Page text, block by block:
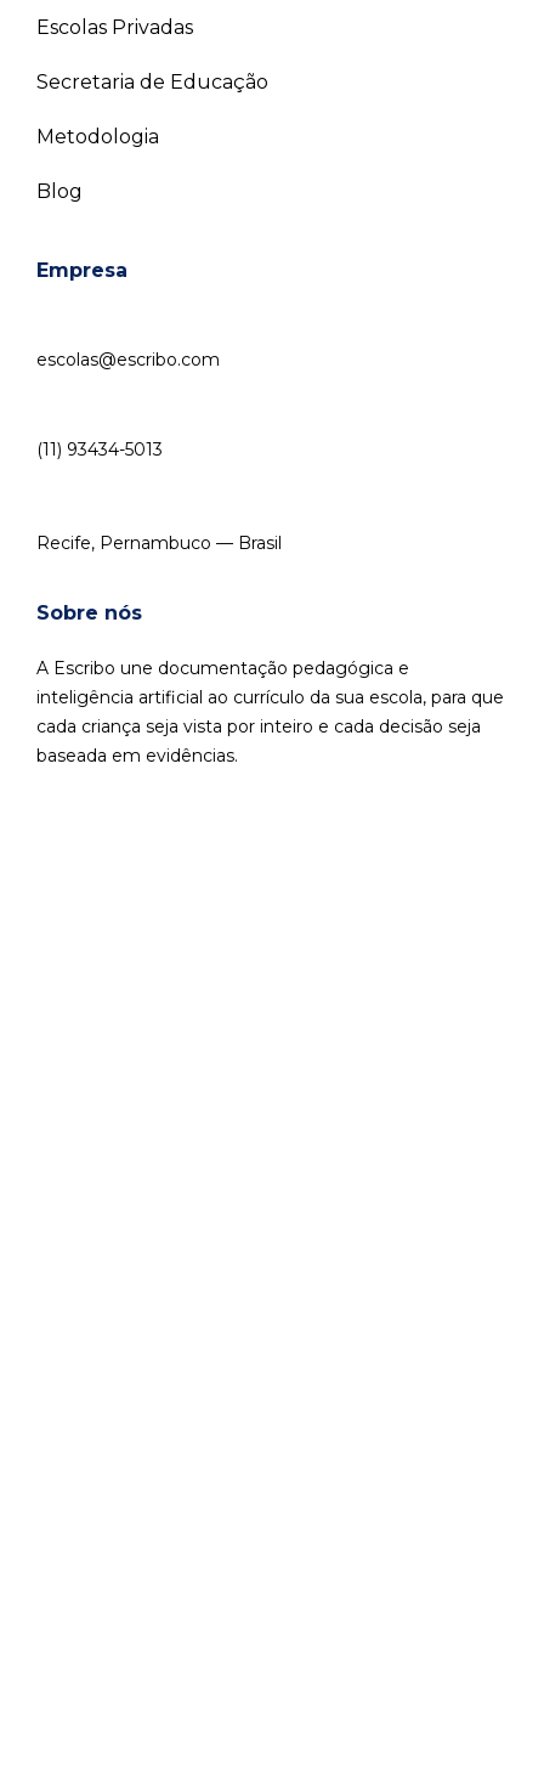
Escolas Privadas
Secretaria de Educação
Metodologia
Blog
Empresa
escolas@escribo.com
(11) 93434-5013
Recife, Pernambuco — Brasil
Sobre nós
A Escribo une documentação pedagógica e
inteligência artificial ao currículo da sua escola, para que
cada criança seja vista por inteiro e cada decisão seja
baseada em evidências.